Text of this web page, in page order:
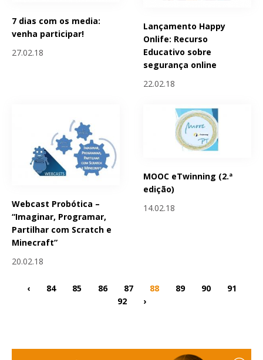
7 dias com os media:
venha participar!
27.02.18
Lançamento Happy
Onlife: Recurso
Educativo sobre
segurança online
22.02.18
Webcast Probótica –
“Imaginar, Programar,
Partilhar com Scratch e
Minecraft”
20.02.18
MOOC eTwinning (2.ª
edição)
14.02.18
‹ 84 85 86 87 88 89 90
91
92
›